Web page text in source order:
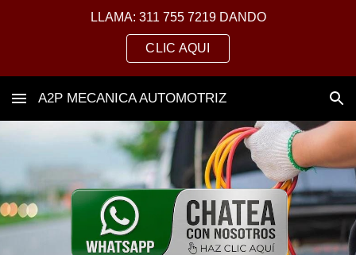
LLAMA: 311 755 7219 DANDO
CLIC AQUI
A2P MECANICA AUTOMOTRIZ